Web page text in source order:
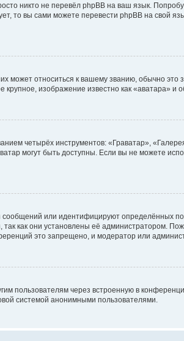
никто не перевёл phpBB на ваш язык.
то вы сами можете перевести phpBB на
может относиться к вашему званию, обычно это
изображение известно как «аватара» и
четырёх инструментов: «Граватар»,
могут быть доступны. Если вы не можете
или идентифицируют определённых
как они установлены её администратором.
это запрещено, и модератор или
пользователям через встроенную в
системой анонимными пользователями.